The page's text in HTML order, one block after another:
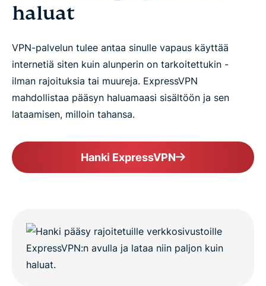
tarjoavaa VPN:ää riskittä
haluat
VPN-palvelun tulee antaa sinulle vapaus käyttää
internetiä siten kuin alunperin on tarkoitettukin -
ilman rajoituksia tai muureja. ExpressVPN
mahdollistaa pääsyn haluamaasi sisältöön ja sen
lataamisen, milloin tahansa.
Hanki ExpressVPN